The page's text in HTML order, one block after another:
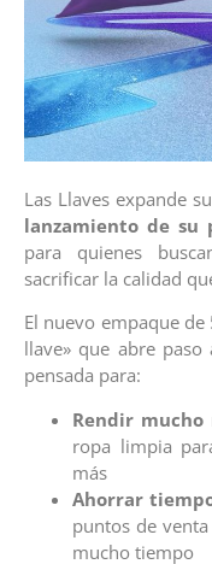
Las Llaves expande
lanzamiento de su
para quienes
sacrificar la calidad
El nuevo empaque
llave» que abre
pensada para:
Rendir mucho
ropa limpia
más
Ahorrar
puntos de
mucho tiempo